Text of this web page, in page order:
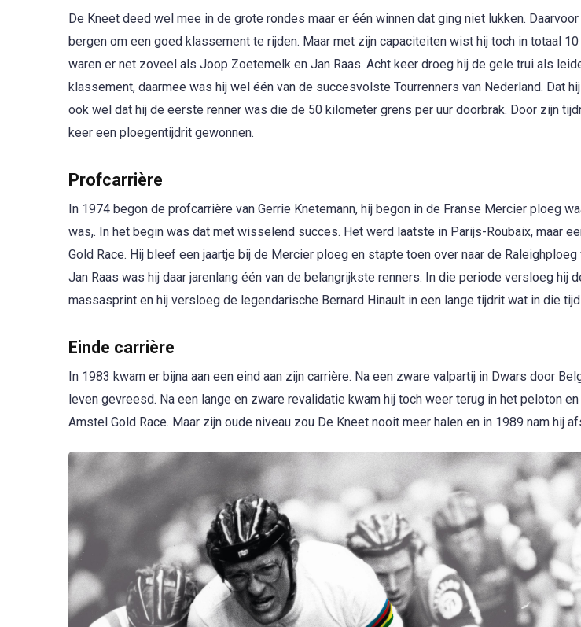
De Kneet deed wel mee in de grote rondes maar er één winnen dat ging niet lukken.
bergen om een goed klassement te rijden. Maar met zijn capaciteiten wist hij toch in totaal
waren er net zoveel als Joop Zoetemelk en Jan Raas. Acht keer droeg hij de gele trui als
klassement, daarmee was hij wel één van de succesvolste Tourrenners van Nederland. Dat
ook wel dat hij de eerste renner was die de 50 kilometer grens per uur doorbrak. Door zijn
keer een ploegentijdrit gewonnen.
Profcarrière
In 1974 begon de profcarrière van Gerrie Knetemann, hij begon in de Franse Mercier ploeg
was,. In het begin was dat met wisselend succes. Het werd laatste in Parijs-Roubaix, maar
Gold Race. Hij bleef een jaartje bij de Mercier ploeg en stapte toen over naar de
Jan Raas was hij daar jarenlang één van de belangrijkste renners. In die periode versloeg hij
massasprint en hij versloeg de legendarische Bernard Hinault in een lange tijdrit wat in die
Einde carrière
In 1983 kwam er bijna aan een eind aan zijn carrière. Na een zware valpartij in Dwars door
leven gevreesd. Na een lange en zware revalidatie kwam hij toch weer terug in het peloton
Amstel Gold Race. Maar zijn oude niveau zou De Kneet nooit meer halen en in 1989 nam hij